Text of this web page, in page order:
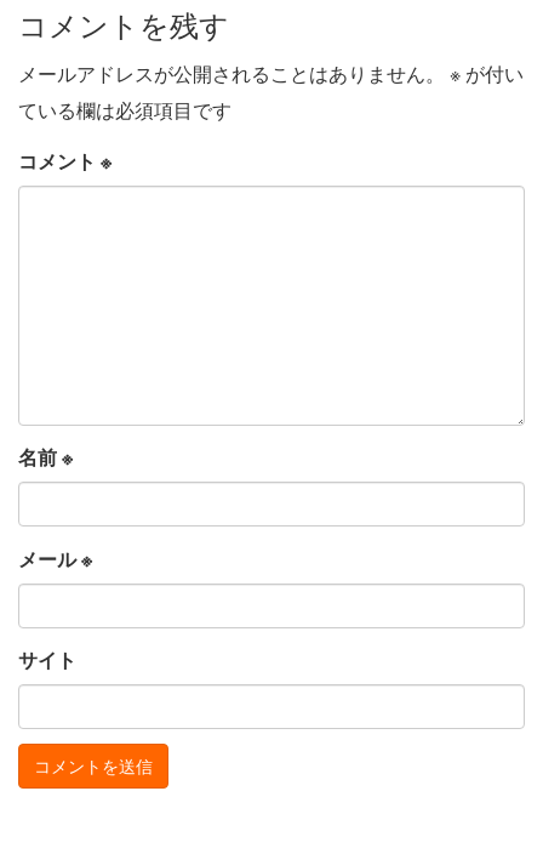
コメントを残す
メールアドレスが公開されることはありません。 ※ が付い
ている欄は必須項目です
コメント ※
名前※
メール※
サイト